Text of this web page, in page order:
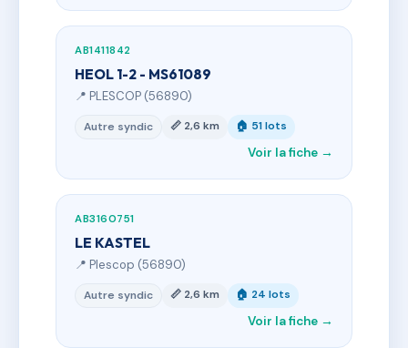
AB1411842
HEOL 1-2 - MS61089
📍 PLESCOP (56890)
Autre syndic 📏 2,6 km 🏠 51 lots
Voir la fiche →
AB3160751
LE KASTEL
📍 Plescop (56890)
Autre syndic 📏 2,6 km 🏠 24 lots
Voir la fiche →